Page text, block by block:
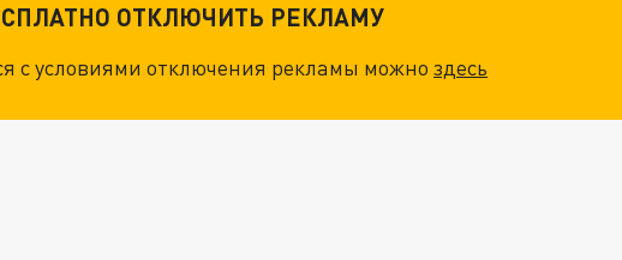
ОТКЛЮЧИТЬ РЕКЛАМУ
с условиями отключения рекламы можноздесь